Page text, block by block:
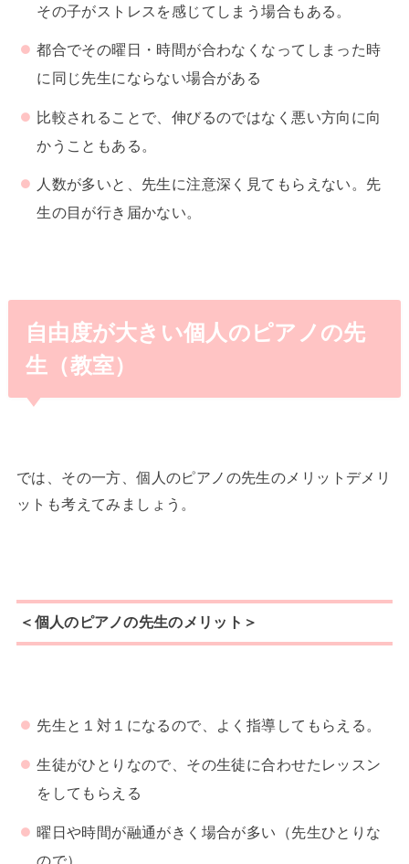
その子がストレスを感じてしまう場合もある。
都合でその曜日・時間が合わなくなってしまった時
に同じ先生にならない場合がある
比較されることで、伸びるのではなく悪い方向に向
かうこともある。
人数が多いと、先生に注意深く見てもらえない。先
生の目が行き届かない。
自由度が大きい個人のピアノの先
生（教室）
では、その一方、個人のピアノの先生のメリットデメリ
ットも考えてみましょう。
＜個人のピアノの先生のメリット＞
先生と１対１になるので、よく指導してもらえる。
生徒がひとりなので、その生徒に合わせたレッスン
をしてもらえる
曜日や時間が融通がきく場合が多い（先生ひとりな
ので）